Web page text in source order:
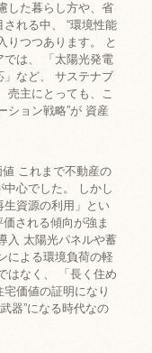
した暮らし方や、省
れる中、 “環境性能
りつつあります。 と
では、 「太陽光発電
」など、 サステナブ
売主にとっても、こ
ション戦略”が 資産
これまで不動産の
心でした。 しかし
生資源の利用」とい
される傾向が強ま
入 太陽光パネルや蓄
による環境負荷の軽
はなく、 「長く住め
価値の証明になり
器”になる時代なの